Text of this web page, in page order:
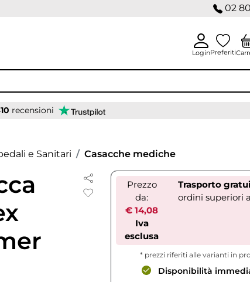
02
LoginPreferiti
recensioni
e Sanitari Casacche mediche
Prezzo
da:
€ 14,08
Iva
esclusa
Trasporto
ordini superiori
* prezzi riferiti alle varianti in
Disponibilità